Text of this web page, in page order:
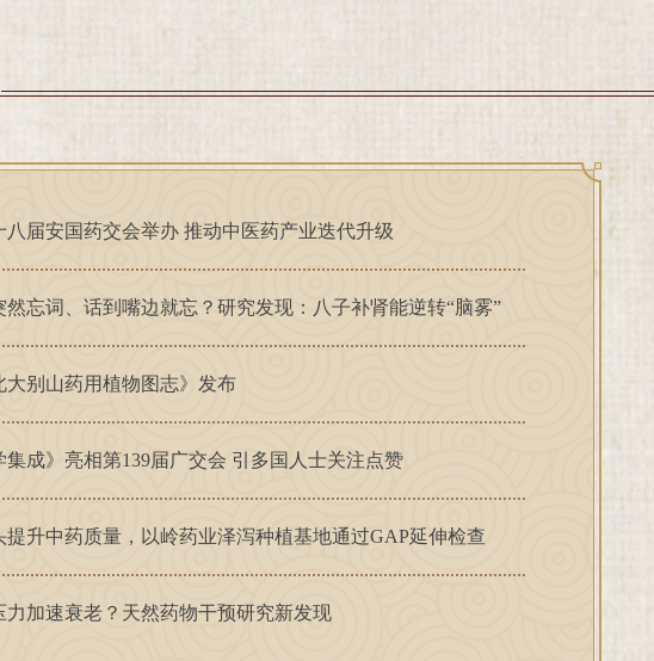
八届安国药交会举办 推动中医药产业迭代升级
然忘词、话到嘴边就忘？研究发现：八子补肾能逆转“脑雾”
大别山药用植物图志》发布
集成》亮相第139届广交会 引多国人士关注点赞
提升中药质量，以岭药业泽泻种植基地通过GAP延伸检查
力加速衰老？天然药物干预研究新发现